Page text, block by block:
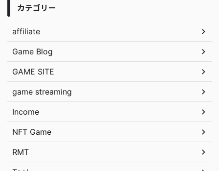
カテゴリー
affiliate
Game Blog
GAME SITE
game streaming
Income
NFT Game
RMT